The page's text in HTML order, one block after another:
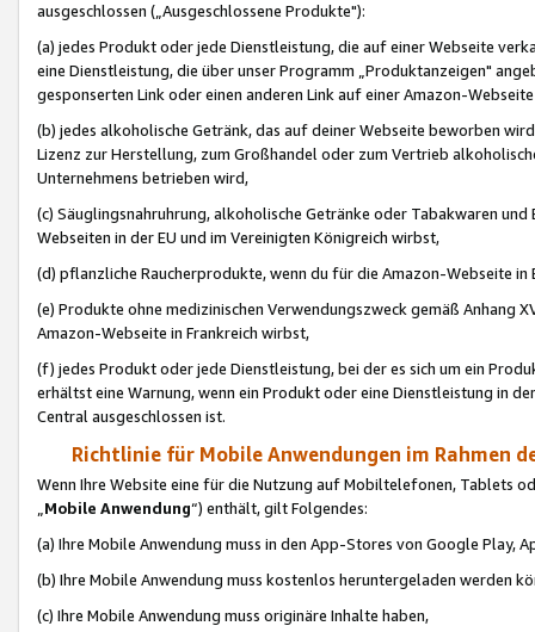
ausgeschlossen („Ausgeschlossene Produkte"):
(a) jedes Produkt oder jede Dienstleistung, die auf einer Webseite
eine Dienstleistung, die über unser Programm „Produktanzeigen"
gesponserten Link oder einen anderen Link auf einer Amazon-
(b) jedes alkoholische Getränk, das auf deiner Webseite beworben
Lizenz zur Herstellung, zum Großhandel oder zum Vertrieb
Unternehmens betrieben wird,
(c) Säuglingsnahruhrung, alkoholische Getränke oder Tabakwaren
Webseiten in der EU und im Vereinigten Königreich wirbst,
(d) pflanzliche Raucherprodukte, wenn du für die Amazon-Webseite in
(e) Produkte ohne medizinischen Verwendungszweck gemäß Anhang
Amazon-Webseite in Frankreich wirbst,
(f) jedes Produkt oder jede Dienstleistung, bei der es sich um ein
erhältst eine Warnung, wenn ein Produkt oder eine Dienstleistung in
Central ausgeschlossen ist.
Richtlinie für Mobile Anwendungen im Rahmen
Wenn Ihre Website eine für die Nutzung auf Mobiltelefonen, Tablets
„Mobile Anwendung“) enthält, gilt Folgendes:
(a) Ihre Mobile Anwendung muss in den App-Stores von Google Play,
(b) Ihre Mobile Anwendung muss kostenlos heruntergeladen werden
(c) Ihre Mobile Anwendung muss originäre Inhalte haben,